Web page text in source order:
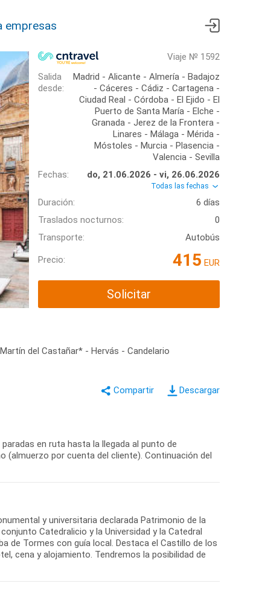
empresas
Viaje № 1592
Salida
desde:
Madrid - Alicante - Almería - Badajoz
- Cáceres - Cádiz - Cartagena -
Ciudad Real - Córdoba - El Ejido - El
Puerto de Santa María - Elche -
Granada - Jerez de la Frontera -
Linares - Málaga - Mérida -
Móstoles - Murcia - Plasencia -
Valencia - Sevilla
Fechas:
do, 21.06.2026 - vi, 26.06.2026
Todas las fechas
Duración:
6 días
Traslados nocturnos:
0
Transporte:
Autobús
Precio: 415 EUR
Solicitar
del Castañar* - Hervás - Candelario
Descargar
en ruta hasta la llegada al punto de
(almuerzo por cuenta del cliente). Continuación del
y universitaria declarada Patrimonio de la
Catedralicio y la Universidad y la Catedral
de Tormes con guía local. Destaca el Castillo de los
cena y alojamiento. Tendremos la posibilidad de